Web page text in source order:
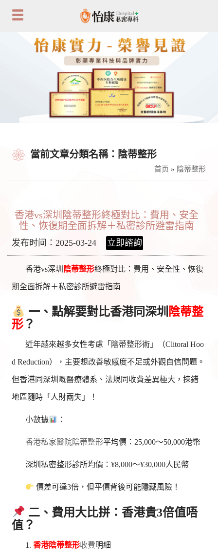
當前文章分類名稱：陰蒂整形
首页 » 陰蒂整形
香港vs深圳陰蒂整形終極對比：費用、安全
性、恢復期全面拆解＋私密診所避雷指南
发布时间：2025-03-24 立即諮詢
香港vs深圳 陰蒂整形終極對比：費用、安全性、恢復
期全面拆解＋私密診所避雷指南
一、點解要對比香港同深圳 陰蒂整
形？
近年越來越多女性考慮「陰蒂整形術」（Clitoral Hoo
d Reduction），主要想改善敏感度不足或外觀自信問題。
但香港同深圳嘅醫療體系、法規同收費差異極大，揀錯
地區隨時「人財兩失」！
小數據 ：
香港私家醫院陰蒂整形平均價：25,000～50,000港幣
深圳私密整形診所均價：¥8,000～¥30,000人民幣
價差可達3倍，但平價背後可能隱藏風險！
二、費用大比拼：香港貴3倍值唔
值？
1.香港陰蒂整形收費明細